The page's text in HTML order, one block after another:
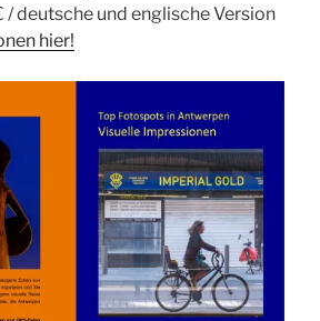
/ deutsche und englische Version
hier!